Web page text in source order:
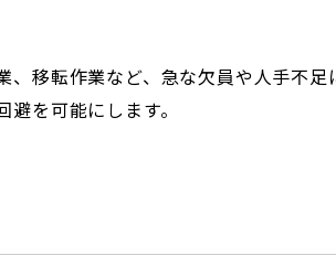
、移転作業など、急な欠員や人手不
を可能にします。